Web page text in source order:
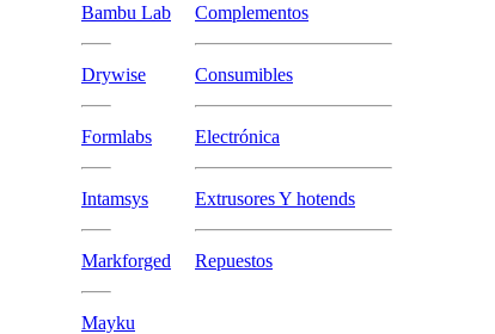
Bambu Lab
Drywise
Formlabs
Intamsys
Markforged
Mayku
Complementos
Consumibles
Electrónica
Extrusores Y hotends
Repuestos